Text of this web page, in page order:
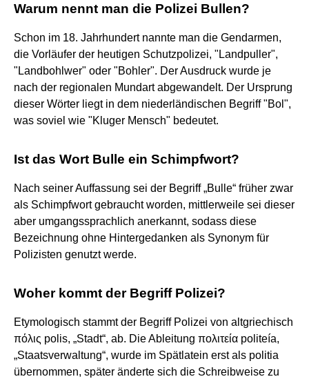
Warum nennt man die Polizei Bullen?
Schon im 18. Jahrhundert nannte man die Gendarmen,
die Vorläufer der heutigen Schutzpolizei, "Landpuller",
"Landbohlwer" oder "Bohler". Der Ausdruck wurde je
nach der regionalen Mundart abgewandelt. Der Ursprung
dieser Wörter liegt in dem niederländischen Begriff "Bol",
was soviel wie "Kluger Mensch" bedeutet.
Ist das Wort Bulle ein Schimpfwort?
Nach seiner Auffassung sei der Begriff „Bulle“ früher zwar
als Schimpfwort gebraucht worden, mittlerweile sei dieser
aber umgangssprachlich anerkannt, sodass diese
Bezeichnung ohne Hintergedanken als Synonym für
Polizisten genutzt werde.
Woher kommt der Begriff Polizei?
Etymologisch stammt der Begriff Polizei von altgriechisch
πόλις polis, „Stadt“, ab. Die Ableitung πολιτεία politeía,
„Staatsverwaltung“, wurde im Spätlatein erst als politia
übernommen, später änderte sich die Schreibweise zu